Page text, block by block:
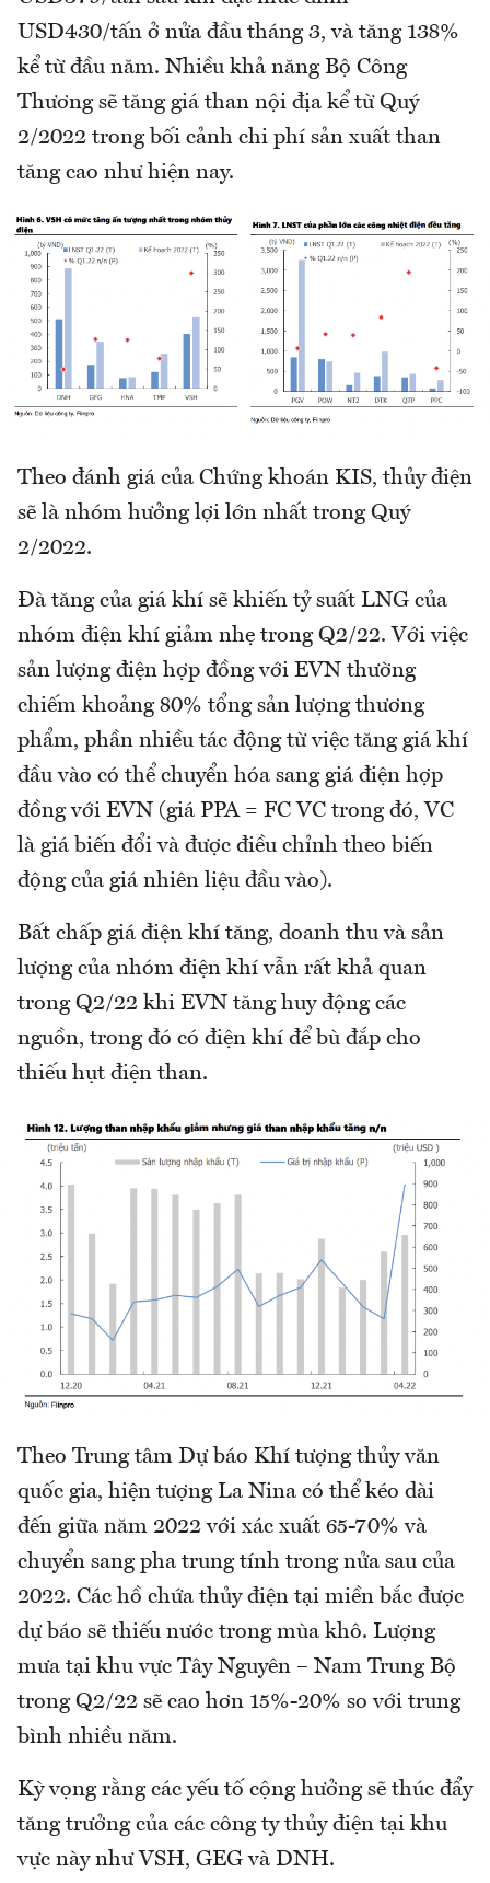
USD430/tấn ở nửa đầu tháng 3, và tăng 138%
kể từ đầu năm. Nhiều khả năng Bộ Công
Thương sẽ tăng giá than nội địa kể từ Quý
2/2022 trong bối cảnh chi phí sản xuất than
tăng cao như hiện nay.
Theo đánh giá của Chứng khoán KIS, thủy điện
sẽ là nhóm hưởng lợi lớn nhất trong Quý
2/2022.
Đà tăng của giá khí sẽ khiến tỷ suất LNG của
nhóm điện khí giảm nhẹ trong Q2/22. Với việc
sản lượng điện hợp đồng với EVN thường
chiếm khoảng 80% tổng sản lượng thương
phẩm, phần nhiều tác động từ việc tăng giá khí
đầu vào có thể chuyển hóa sang giá điện hợp
đồng với EVN (giá PPA = FC VC trong đó, VC
là giá biến đổi và được điều chỉnh theo biến
động của giá nhiên liệu đầu vào).
Bất chấp giá điện khí tăng, doanh thu và sản
lượng của nhóm điện khí vẫn rất khả quan
trong Q2/22 khi EVN tăng huy động các
nguồn, trong đó có điện khí để bù đắp cho
thiếu hụt điện than.
Theo Trung tâm Dự báo Khí tượng thủy văn
quốc gia, hiện tượng La Nina có thể kéo dài
đến giữa năm 2022 với xác xuất 65-70% và
chuyển sang pha trung tính trong nửa sau của
2022. Các hồ chứa thủy điện tại miền bắc được
dự báo sẽ thiếu nước trong mùa khô. Lượng
mưa tại khu vực Tây Nguyên – Nam Trung Bộ
trong Q2/22 sẽ cao hơn 15%-20% so với trung
bình nhiều năm.
Kỳ vọng rằng các yếu tố cộng hưởng sẽ thúc đẩy
tăng trưởng của các công ty thủy điện tại khu
vực này như VSH, GEG và DNH.